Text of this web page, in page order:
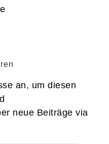
an, um diesen
neue Beiträge via